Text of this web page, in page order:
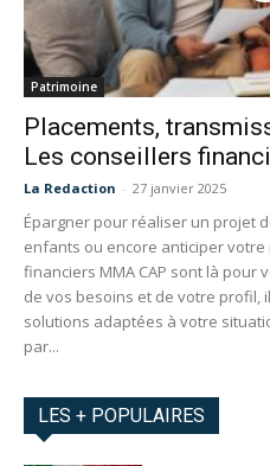
Patrimoine
Placements,
Les conseillers
La Redaction - 27 janvier 2025
Épargner pour réaliser un projet
enfants ou encore anticiper
financiers MMA CAP sont là pour
de vos besoins et de votre profil,
solutions adaptées à votre
par...
LES + POPULAIRES